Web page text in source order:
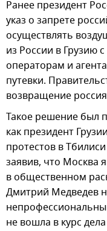
Ранее президент
указ о запрете
осуществлять
из России в Грузию
операторам и
путевки.
возвращение
Такое решение был
как президент
протестов в
заявив, что Москва
в общественном
Дмитрий Медведев
не вошла в курс